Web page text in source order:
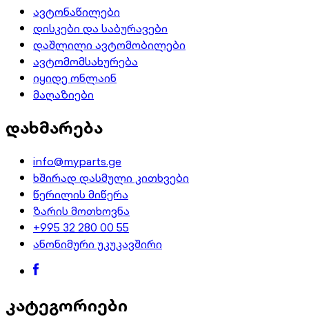
ავტონაწილები
დისკები და საბურავები
დაშლილი ავტომობილები
ავტომომსახურება
იყიდე ონლაინ
მაღაზიები
დახმარება
info@myparts.ge
ხშირად დასმული კითხვები
წერილის მიწერა
ზარის მოთხოვნა
+995 32 280 00 55
ანონიმური უკუკავშირი
კატეგორიები